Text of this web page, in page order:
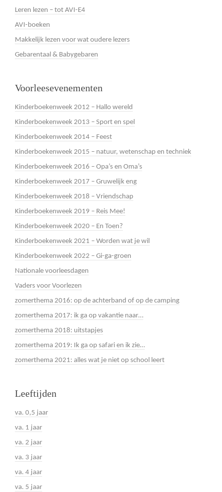
Leren lezen – tot AVI-E4
AVI-boeken
Makkelijk lezen voor wat oudere lezers
Gebarentaal & Babygebaren
Voorleesevenementen
Kinderboekenweek 2012 – Hallo wereld
Kinderboekenweek 2013 – Sport en spel
Kinderboekenweek 2014 – Feest
Kinderboekenweek 2015 – natuur, wetenschap en techniek
Kinderboekenweek 2016 – Opa’s en Oma’s
Kinderboekenweek 2017 – Gruwelijk eng
Kinderboekenweek 2018 – Vriendschap
Kinderboekenweek 2019 – Reis Mee!
Kinderboekenweek 2020 – En Toen?
Kinderboekenweek 2021 – Worden wat je wil
Kinderboekenweek 2022 – Gi-ga-groen
Nationale voorleesdagen
Vaders voor Voorlezen
zomerthema 2016: op de achterband of op de camping
zomerthema 2017: ik ga op vakantie naar…
zomerthema 2018: uitstapjes
zomerthema 2019: Ik ga op safari en ik zie…
zomerthema 2021: alles wat je niet op school leert
Leeftijden
va. 0,5 jaar
va. 1 jaar
va. 2 jaar
va. 3 jaar
va. 4 jaar
va. 5 jaar